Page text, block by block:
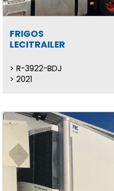
FRIGOS
LECITRAILER
R-3922-BDJ
2021